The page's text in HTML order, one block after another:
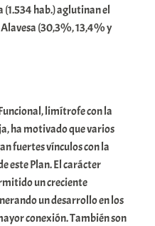
(1.534 hab.) aglutinan el
(30,3%, 13,4% y
limítrofe con la
ha motivado que varios
fuertes vínculos con la
este Plan. El carácter
un creciente
un desarrollo en los
conexión. También son